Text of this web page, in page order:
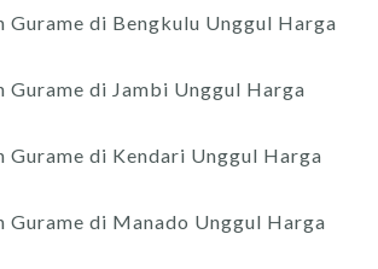
Gurame di Bengkulu Unggul Harga
Gurame di Jambi Unggul Harga
Gurame di Kendari Unggul Harga
Gurame di Manado Unggul Harga